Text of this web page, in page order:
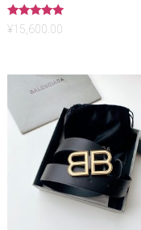
5段階中
5.00
¥15,600.00